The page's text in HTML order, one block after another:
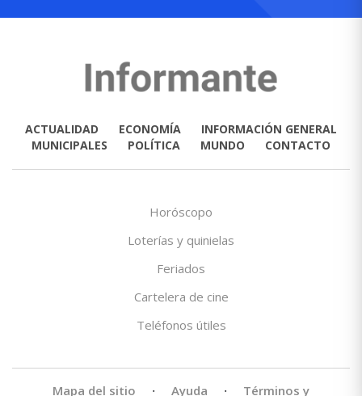
ACTUALIDAD ECONOMÍA
INFORMACIÓN GENERAL
MUNICIPALES
POLÍTICA MUNDO CONTACTO
Horóscopo
Loterías y quinielas
Feriados
Cartelera de cine
Teléfonos útiles
Mapa del sitio · Ayuda · Términos y